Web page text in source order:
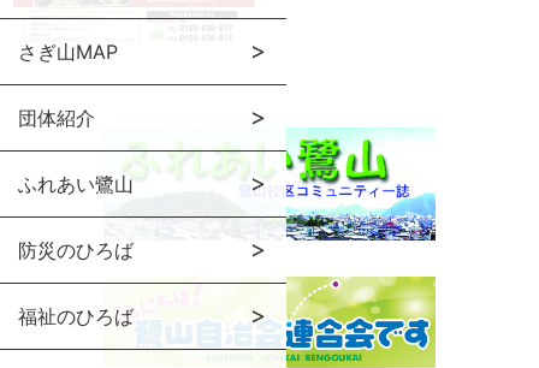
さぎ山MAP
団体紹介
ふれあい鷺山
防災のひろば
福祉のひろば